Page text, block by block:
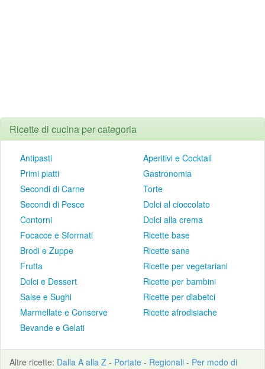
Ricette di cucina per categoria
Antipasti
Primi piatti
Secondi di Carne
Secondi di Pesce
Contorni
Focacce e Sformati
Brodi e Zuppe
Frutta
Dolci e Dessert
Salse e Sughi
Marmellate e Conserve
Bevande e Gelati
Aperitivi e Cocktail
Gastronomia
Torte
Dolci al cioccolato
Dolci alla crema
Ricette base
Ricette sane
Ricette per vegetariani
Ricette per bambini
Ricette per diabetci
Ricette afrodisiache
Altre ricette: Dalla A alla Z - Portate - Regionali - Per modo di